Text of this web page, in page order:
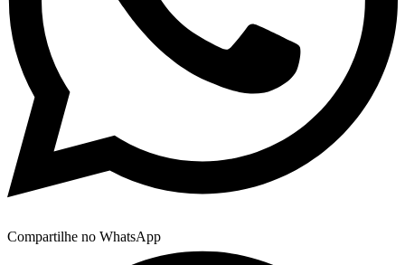
Compartilhe no WhatsApp